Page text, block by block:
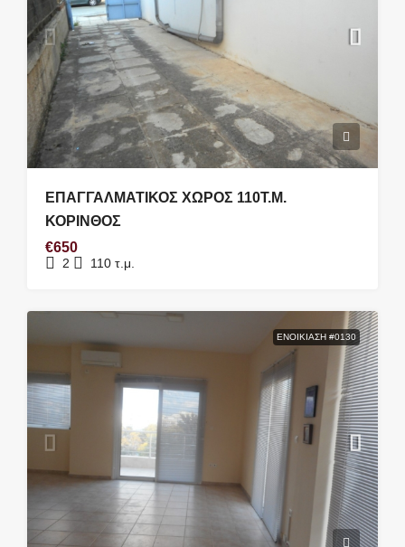
ΕΠΑΓΓΑΛΜΑΤΙΚΟΣ ΧΩΡΟΣ 110Τ.Μ.
ΚΟΡΙΝΘΟΣ
€650
2 110 τ.μ.
ΕΝΟΙΚΊΑΣΗ #0130